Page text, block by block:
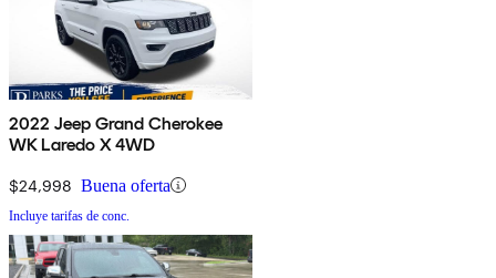
2022 Jeep Grand Cherokee
WK Laredo X 4WD
$24,998 Buena oferta
Incluye tarifas de conc.